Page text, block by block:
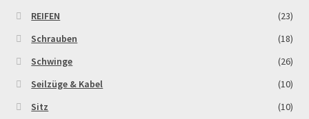
REIFEN
(23)
Schrauben
(18)
Schwinge
(26)
Seilzüge & Kabel
(10)
Sitz
(10)